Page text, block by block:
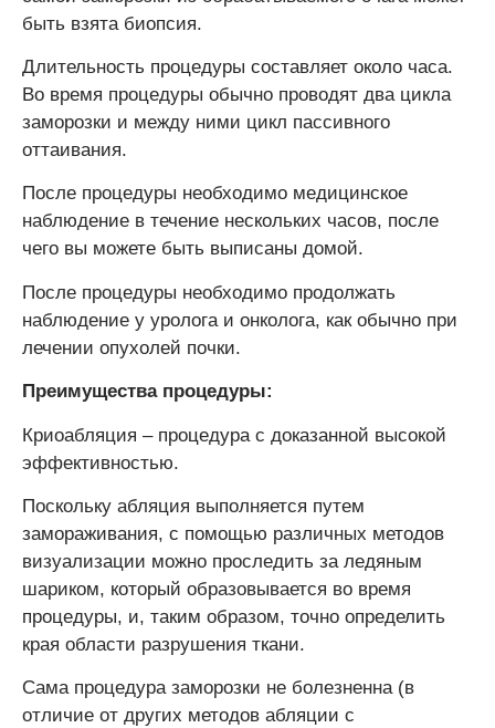
быть взята биопсия.
Длительность процедуры составляет около часа.
Во время процедуры обычно проводят два цикла
заморозки и между ними цикл пассивного
оттаивания.
После процедуры необходимо медицинское
наблюдение в течение нескольких часов, после
чего вы можете быть выписаны домой.
После процедуры необходимо продолжать
наблюдение у уролога и онколога, как обычно при
лечении опухолей почки.
Преимущества процедуры:
Криоабляция – процедура с доказанной высокой
эффективностью.
Поскольку абляция выполняется путем
замораживания, с помощью различных методов
визуализации можно проследить за ледяным
шариком, который образовывается во время
процедуры, и, таким образом, точно определить
края области разрушения ткани.
Сама процедура заморозки не болезненна (в
отличие от других методов абляции с